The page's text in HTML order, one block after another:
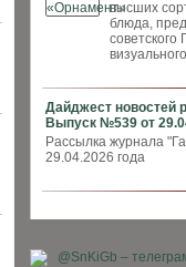
высших
блюда,
советского
Дайджест новостей
Выпуск №539 от
Рассылка журнала
29.04.2026 года